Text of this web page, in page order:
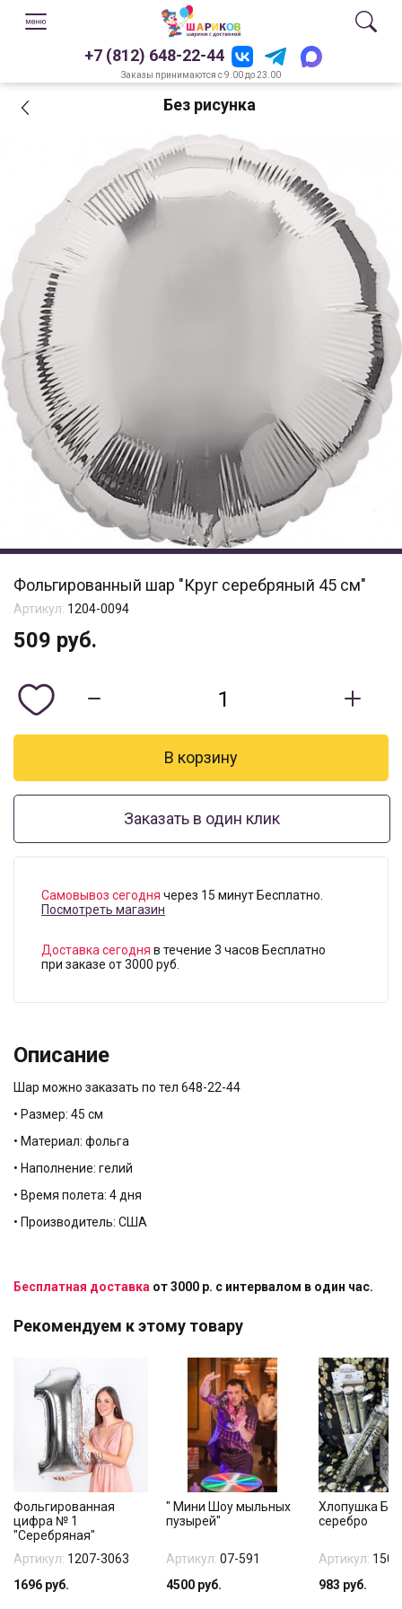
+7 (812) 648-22-44
Заказы принимаются с 9.00 до 23.00
Без рисунка
Фольгированный шар "Круг серебряный 45 см"
Артикул: 1204-0094
509 руб.
Заказать в один клик
Самовывоз сегодня через 15 минут Бесплатно.
Посмотреть магазин
Доставка сегодня в течение 3 часов Бесплатно
при заказе от 3000 руб.
Описание
Шар можно заказать по тел 648-22-44
• Размер: 45 см
• Материал: фольга
• Наполнение: гелий
• Время полета: 4 дня
• Производитель: США
Бесплатная доставка от 3000 р. с интервалом в один час.
Рекомендуем к этому товару
Фольгированная
цифра № 1
"Серебряная"
Артикул: 1207-3063
1696 руб.
" Мини Шоу мыльных
пузырей"
Артикул: 07-591
4500 руб.
Хлопушка
серебро
Артикул:
983 руб.